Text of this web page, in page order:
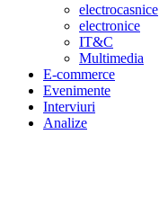
electrocasnice
electronice
IT&C
Multimedia
E-commerce
Evenimente
Interviuri
Analize